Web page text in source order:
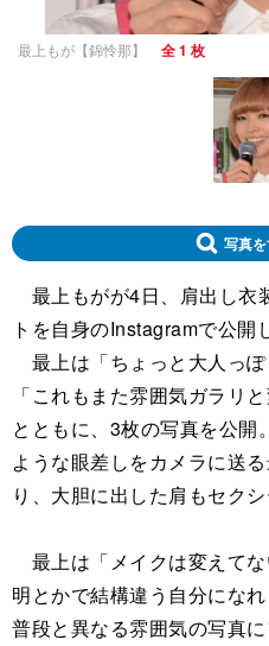
最上もが【錦怜那】 全 1 枚
写真を
最上もがが4日、肩出し衣
トを自身のInstagramで公開
最上は「ちょっと大人っぽ
「これもまた雰囲気ガラリ
とともに、3枚の写真を公開
ような眼差しをカメラに送
り、大胆に出した肩もセクシ
最上は「メイクは変えて
明とかで結構違う自分にな
普段と異なる雰囲気の写真